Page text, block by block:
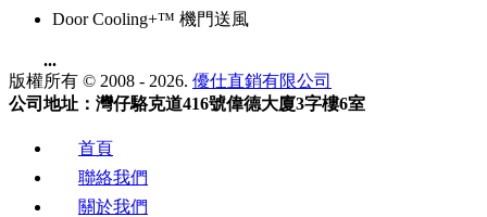
Door Cooling+™ 機門送風
...
版權所有 © 2008 - 2026. 優仕直銷有限公司
公司地址：灣仔駱克道416號偉德大廈3字樓6室
首頁
聯絡我們
關於我們